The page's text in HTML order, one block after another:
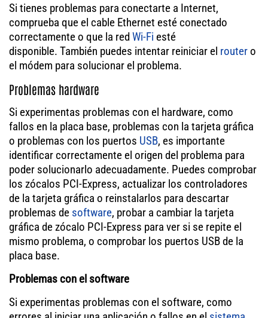
Si tienes problemas para conectarte a Internet,
comprueba que el cable Ethernet esté conectado
correctamente o que la redWi-Fi esté
disponible. También puedes intentar reiniciar el routero
el módem para solucionar el problema.
Problemas hardware
Si experimentas problemas con el hardware, como
fallos en la placa base, problemas con la tarjeta gráfica
o problemas con los puertos USB, es importante
identificar correctamente el origen del problema para
poder solucionarlo adecuadamente. Puedes comprobar
los zócalos PCI-Express, actualizar los controladores
de la tarjeta gráfica o reinstalarlos para descartar
problemas de software, probar a cambiar la tarjeta
gráfica de zócalo PCI-Express para ver si se repite el
mismo problema, o comprobar los puertos USB de la
placa base.
Problemas con el software
Si experimentas problemas con el software, como